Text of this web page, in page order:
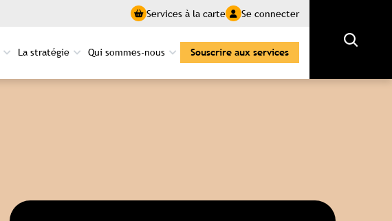
Services à la carte Se connecter
La stratégie Qui sommes-nous Souscrire aux services Rechercher